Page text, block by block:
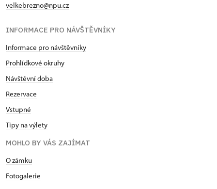
velkebrezno@npu.cz
INFORMACE PRO NÁVŠTĚVNÍKY
Informace pro návštěvníky
Prohlídkové okruhy
Návštěvní doba
Rezervace
Vstupné
Tipy na výlety
MOHLO BY VÁS ZAJÍMAT
O zámku
Fotogalerie